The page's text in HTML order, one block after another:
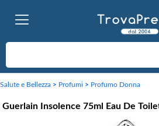
Salute e Bellezza > Profumi > Profumo Donna
Guerlain Insolence 75ml Eau De